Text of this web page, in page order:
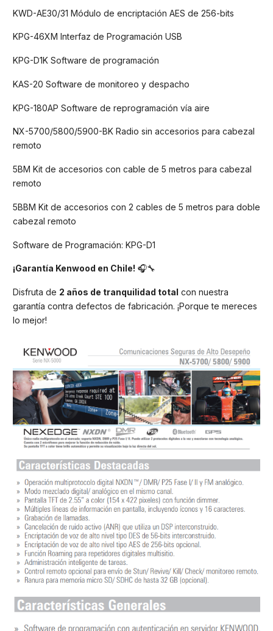
KWD-AE30/31 Módulo de encriptación AES de 256-bits
KPG-46XM Interfaz de Programación USB
KPG-D1K Software de programación
KAS-20 Software de monitoreo y despacho
KPG-180AP Software de reprogramación vía aire
NX-5700/5800/5900-BK Radio sin accesorios para cabezal
remoto
5BM Kit de accesorios con cable de 5 metros para cabezal
remoto
5BBM Kit de accesorios con 2 cables de 5 metros para doble
cabezal remoto
Software de Programación: KPG-D1
¡Garantía Kenwood en Chile! 🎧🔧
Disfruta de 2 años de tranquilidad total con nuestra
garantía contra defectos de fabricación. ¡Porque te mereces
lo mejor!